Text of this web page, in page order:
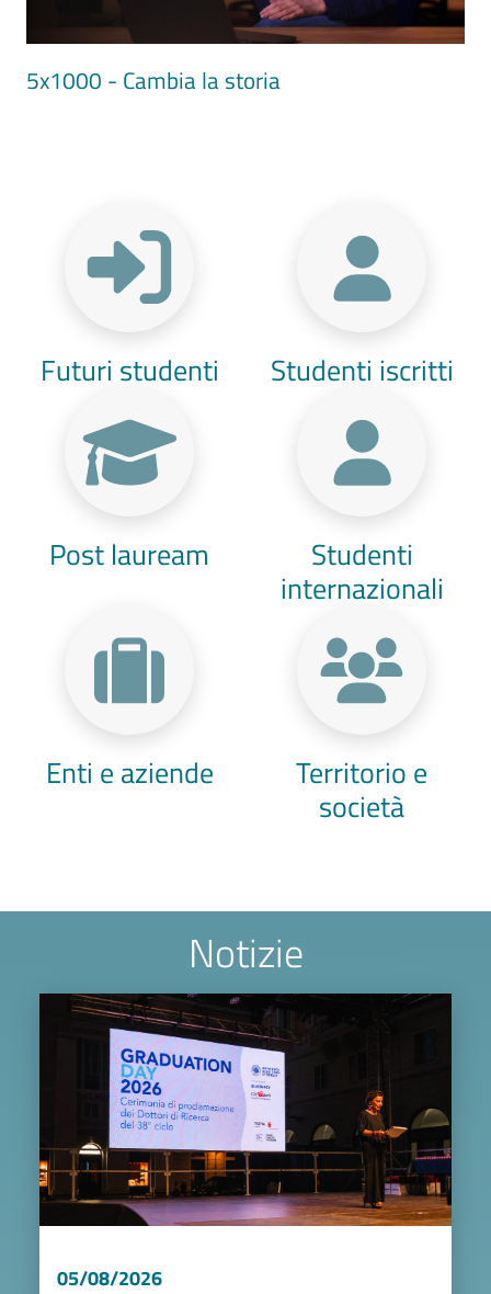
5x1000 - Cambia la storia
Futuri studenti Studenti iscritti
Post lauream Studenti
internazionali
Enti e aziende Territorio e
società
Notizie
Image
05/08/2026